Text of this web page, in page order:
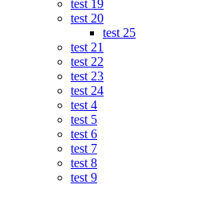
test 19
test 20
test 25
test 21
test 22
test 23
test 24
test 4
test 5
test 6
test 7
test 8
test 9